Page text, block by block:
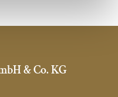
& Co. KG